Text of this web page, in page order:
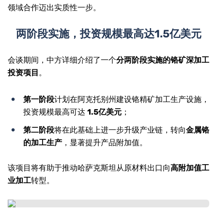
领域合作迈出实质性一步。
两阶段实施，投资规模最高达1.5亿美元
会谈期间，中方详细介绍了一个分两阶段实施的铬矿深加工
投资项目。
第一阶段计划在阿克托别州建设铬精矿加工生产设施，
投资规模最高可达 1.5亿美元 ；
第二阶段将在此基础上进一步升级产业链，转向金属铬
的加工生产 ，显著提升产品附加值。
该项目将有助于推动哈萨克斯坦从原材料出口向高附加值工
业加工转型。